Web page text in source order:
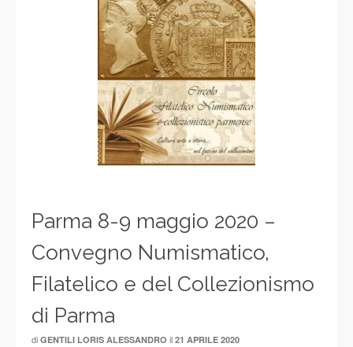
Parma 8-9 maggio 2020 –
Convegno Numismatico,
Filatelico e del Collezionismo
di Parma
di GENTILI LORIS ALESSANDRO il 21 APRILE 2020